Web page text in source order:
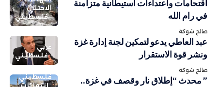
الاحتلال
فلسطيني
اقتحامات واعتداءات استيطانية متزامنة
في رام الله
صالح شوكة
عربي
فلسطيني
عبد العاطي يدعو لتمكين لجنة إدارة غزة
ونشر قوة الاستقرار
صالح شوكة
فلسطيني
انتهاكات
” محدث “إطلاق نار وقصف في غزة..